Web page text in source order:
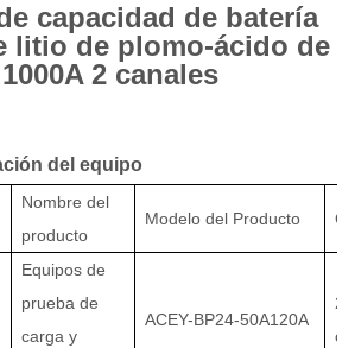
capacidad de batería
litio de plomo-ácido de
2 canales
del equipo
Nombre del
producto
Modelo del Producto
Equipos de
prueba de
carga y
ACEY-BP24-50A120A
2